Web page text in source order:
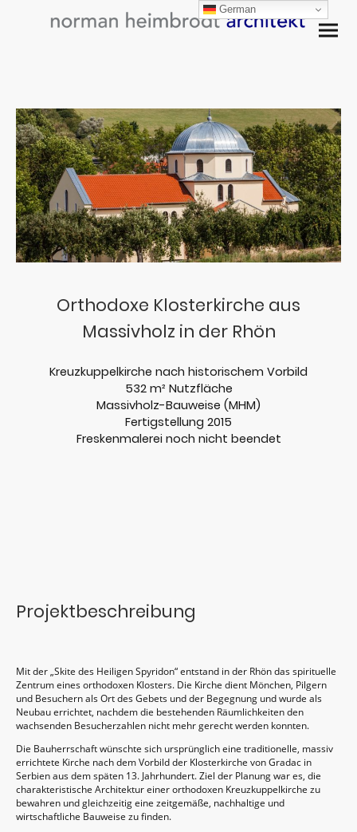
Orthodoxe Klosterkirche aus
Massivholz in der Rhön
Kreuzkuppelkirche nach historischem Vorbild
532 m² Nutzfläche
Massivholz-Bauweise (MHM)
Fertigstellung 2015
Freskenmalerei noch nicht beendet
Projektbeschreibung
Mit der „Skite des Heiligen Spyridon“ entstand in der Rhön das spirituelle
Zentrum eines orthodoxen Klosters. Die Kirche dient Mönchen, Pilgern
und Besuchern als Ort des Gebets und der Begegnung und wurde als
Neubau errichtet, nachdem die bestehenden Räumlichkeiten den
wachsenden Besucherzahlen nicht mehr gerecht werden konnten.
Die Bauherrschaft wünschte sich ursprünglich eine traditionelle, massiv
errichtete Kirche nach dem Vorbild der Klosterkirche von Gradac in
Serbien aus dem späten 13. Jahrhundert. Ziel der Planung war es, die
charakteristische Architektur einer orthodoxen Kreuzkuppelkirche zu
bewahren und gleichzeitig eine zeitgemäße, nachhaltige und
wirtschaftliche Bauweise zu finden.
German